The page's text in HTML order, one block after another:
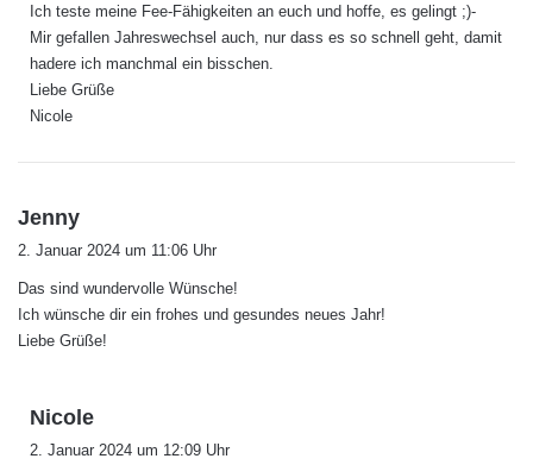
t
:
Ich teste meine Fee-Fähigkeiten an euch und hoffe, es gelingt ;)-
Mir gefallen Jahreswechsel auch, nur dass es so schnell geht, damit
hadere ich manchmal ein bisschen.
Liebe Grüße
Nicole
Jenny
t
:
2. Januar 2024 um 11:06 Uhr
Das sind wundervolle Wünsche!
Ich wünsche dir ein frohes und gesundes neues Jahr!
Liebe Grüße!
Nicole
2. Januar 2024 um 12:09 Uhr